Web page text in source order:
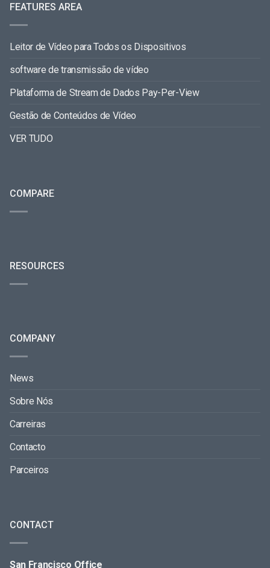
FEATURES AREA
Leitor de Vídeo para Todos os Dispositivos
software de transmissão de vídeo
Plataforma de Stream de Dados Pay-Per-View
Gestão de Conteúdos de Vídeo
VER TUDO
COMPARE
RESOURCES
COMPANY
News
Sobre Nós
Carreiras
Contacto
Parceiros
CONTACT
San Francisco Office